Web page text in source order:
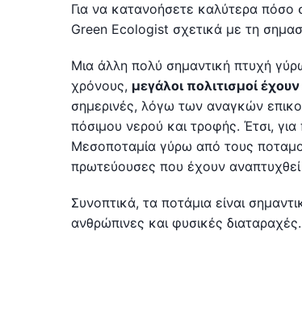
Για να κατανοήσετε καλύτερα πόσο
Green Ecologist σχετικά με τη
Μια άλλη πολύ σημαντική πτυχή
χρόνους, μεγάλοι πολιτισμοί
σημερινές, λόγω των αναγκών
πόσιμου νερού και τροφής. Έτσι,
Μεσοποταμία γύρω από τους
πρωτεύουσες που έχουν
Συνοπτικά, τα ποτάμια είναι
ανθρώπινες και φυσικές διαταραχές.